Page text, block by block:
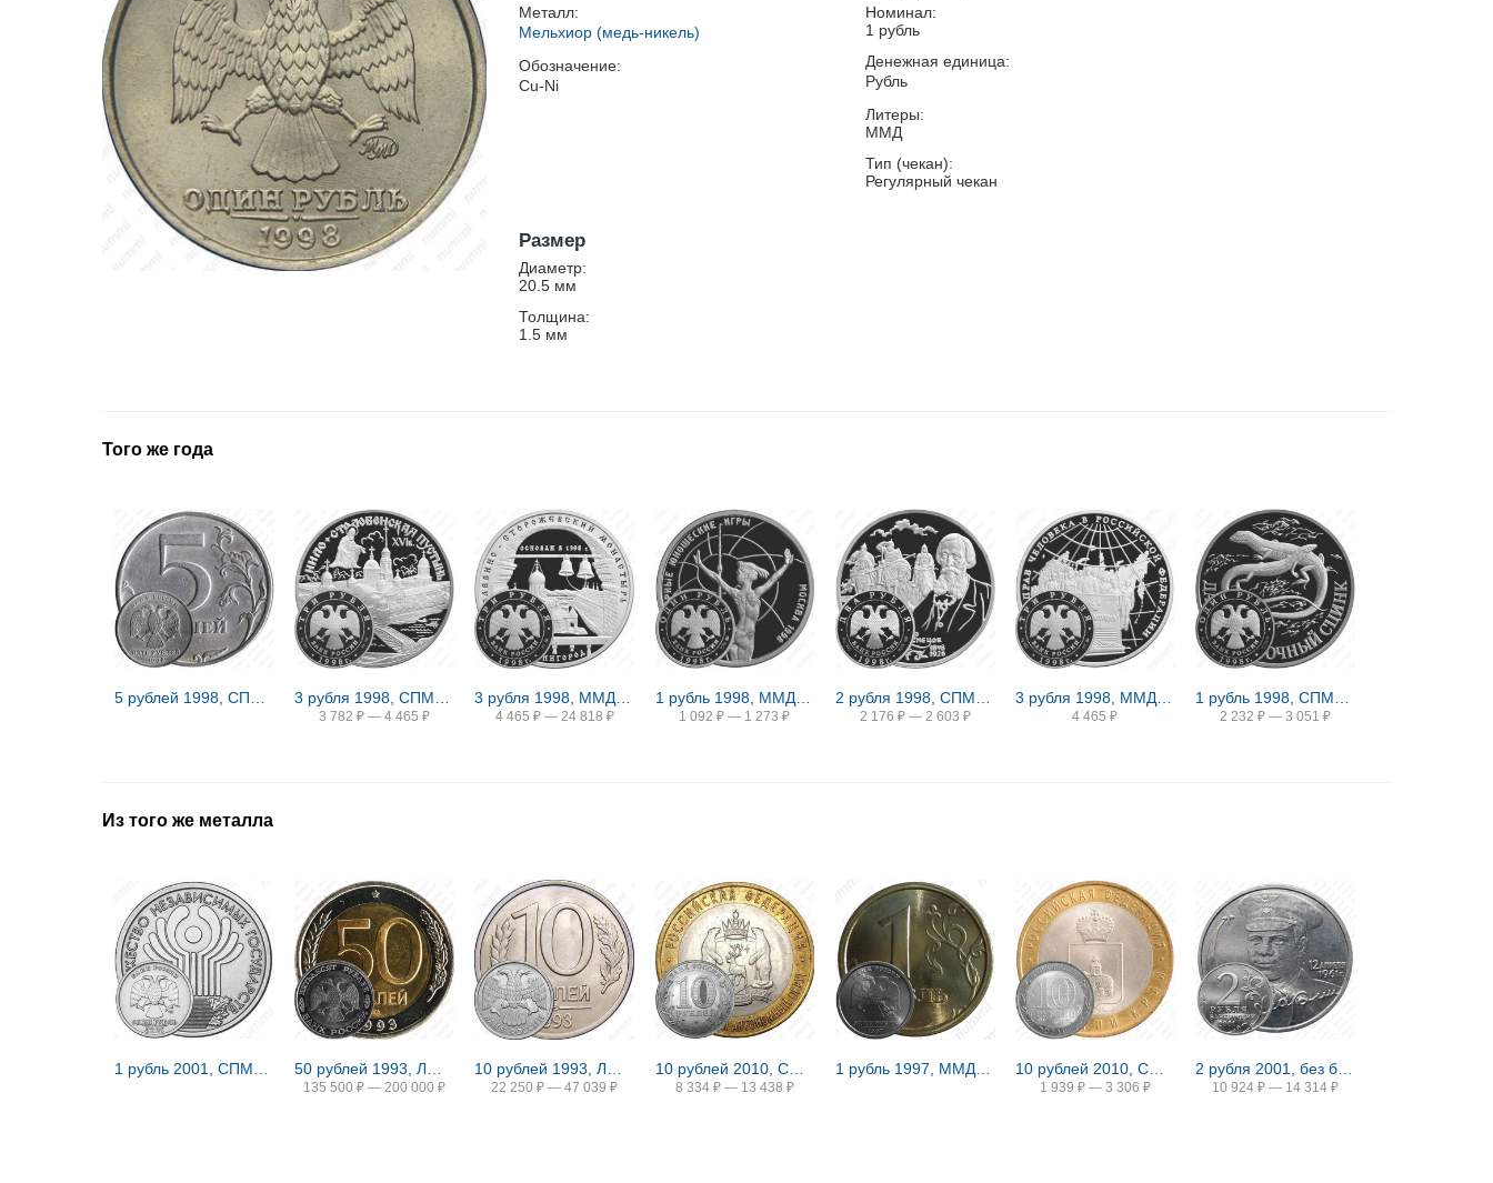
Металл:
Мельхиор (медь-никель)
Обозначение:
Cu-Ni
Номинал:
1 рубль
Денежная единица:
Рубль
Литеры:
ММД
Тип (чекан):
Регулярный чекан
Размер
Диаметр:
20.5 мм
Толщина:
1.5 мм
Того же года
3 782 ₽ — 4 465 ₽ 4 465 ₽ — 24 818 ₽
1 рубль 1998, ММД, Всемирные юношеские игры, гимнастика
1 092 ₽ — 1 273 ₽ 2 176 ₽ — 2 603 ₽ 4 465 ₽ 2 232 ₽ — 3 051 ₽
Из того же металла
135 500 ₽ — 200 000 ₽ 22 250 ₽ — 47 039 ₽
10 рублей 2010, СПМД, ЯНАО
8 334 ₽ — 13 438 ₽
1 рубль 1997, ММД, широкий кант
1 939 ₽ — 3 306 ₽ 10 924 ₽ — 14 314 ₽